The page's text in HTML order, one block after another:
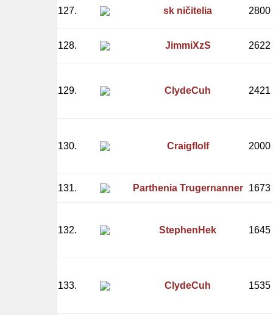
127. sk ničitelia 2800
128. JimmiXzS 2622
129. ClydeCuh 2421
130. Craigflolf 2000
131. Parthenia Trugernanner 1673
132. StephenHek 1645
133. ClydeCuh 1535